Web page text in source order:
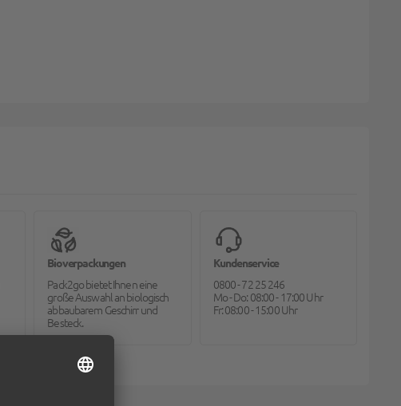
Bioverpackungen
Pack2go bietet Ihnen eine
große Auswahl an biologisch
abbaubarem Geschirr und
Besteck.
Kundenservice
0800 - 72 25 246
Mo - Do: 08:00 - 17:00 Uhr
Fr: 08:00 - 15:00 Uhr